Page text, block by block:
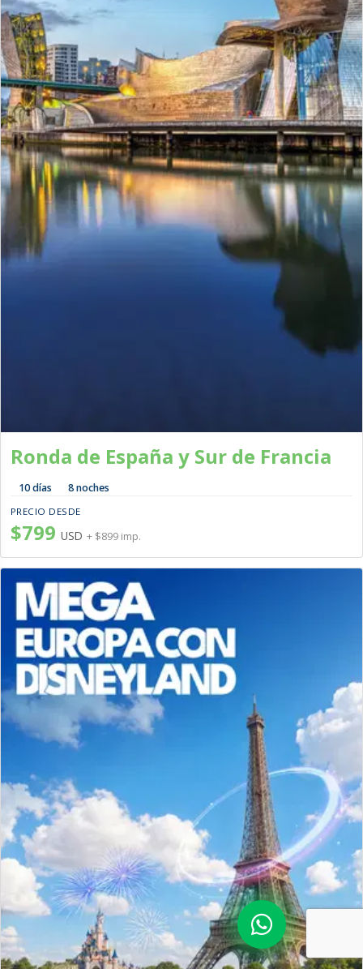
Ronda de España y Sur de Francia
10 días 8 noches
PRECIO DESDE
$799 USD + $899 imp.